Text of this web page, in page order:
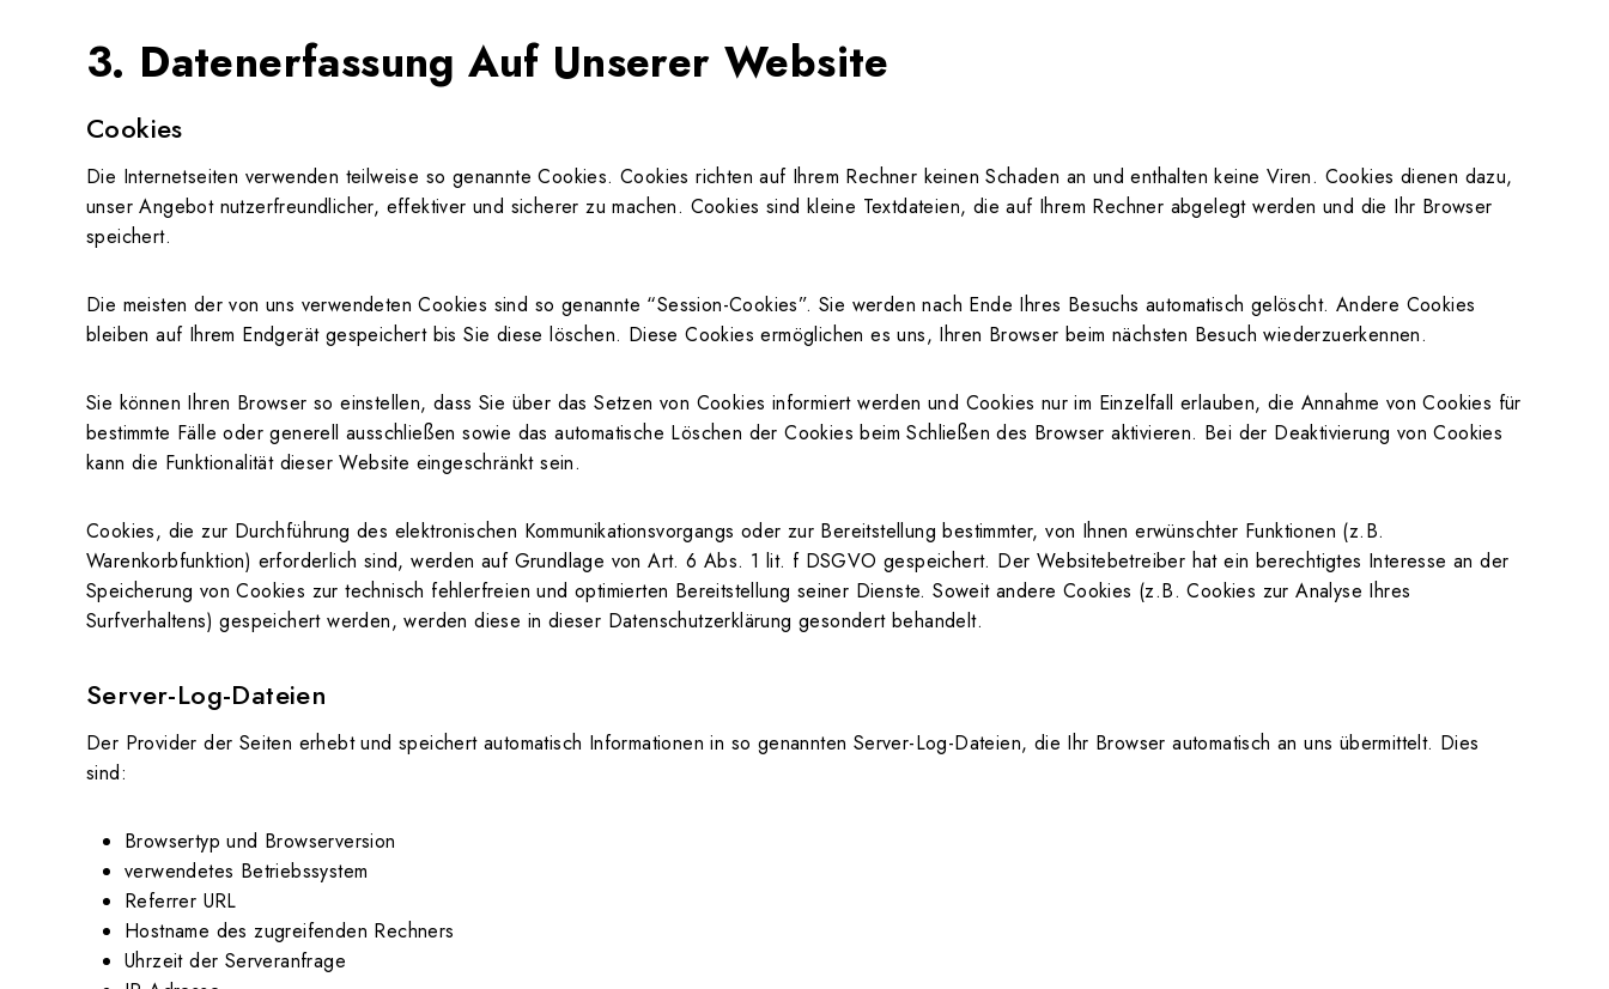
3. Datenerfassung Auf Unserer Website
Cookies
Die Internetseiten verwenden teilweise so genannte Cookies. Cookies richten auf Ihrem Rechner keinen Schaden an und enthalten keine Viren. Cookies dienen dazu,
unser Angebot nutzerfreundlicher, effektiver und sicherer zu machen. Cookies sind kleine Textdateien, die auf Ihrem Rechner abgelegt werden und die Ihr Browser
speichert.
Die meisten der von uns verwendeten Cookies sind so genannte “Session-Cookies”. Sie werden nach Ende Ihres Besuchs automatisch gelöscht. Andere Cookies
bleiben auf Ihrem Endgerät gespeichert bis Sie diese löschen. Diese Cookies ermöglichen es uns, Ihren Browser beim nächsten Besuch wiederzuerkennen.
Sie können Ihren Browser so einstellen, dass Sie über das Setzen von Cookies informiert werden und Cookies nur im Einzelfall erlauben, die Annahme von Cookies für
bestimmte Fälle oder generell ausschließen sowie das automatische Löschen der Cookies beim Schließen des Browser aktivieren. Bei der Deaktivierung von Cookies
kann die Funktionalität dieser Website eingeschränkt sein.
Cookies, die zur Durchführung des elektronischen Kommunikationsvorgangs oder zur Bereitstellung bestimmter, von Ihnen erwünschter Funktionen (z.B.
Warenkorbfunktion) erforderlich sind, werden auf Grundlage von Art. 6 Abs. 1 lit. f DSGVO gespeichert. Der Websitebetreiber hat ein berechtigtes Interesse an der
Speicherung von Cookies zur technisch fehlerfreien und optimierten Bereitstellung seiner Dienste. Soweit andere Cookies (z.B. Cookies zur Analyse Ihres
Surfverhaltens) gespeichert werden, werden diese in dieser Datenschutzerklärung gesondert behandelt.
Server-Log-Dateien
Der Provider der Seiten erhebt und speichert automatisch Informationen in so genannten Server-Log-Dateien, die Ihr Browser automatisch an uns übermittelt. Dies
sind:
Browsertyp und Browserversion
verwendetes Betriebssystem
Referrer URL
Hostname des zugreifenden Rechners
Uhrzeit der Serveranfrage